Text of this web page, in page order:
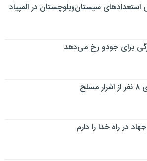
سیستان‌وبلوچستان در المپیاد
برای جودو رخ می‌دهد
در راه خدا را دارم